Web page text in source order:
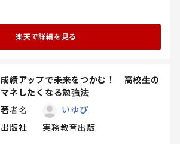
楽天で詳細を見る
成績アップで未来をつかむ！ 高校生の
マネしたくなる勉強法
著者名
いゆぴ
出版社
実務教育出版